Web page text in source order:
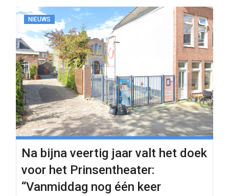
NIEUWS
Na bijna veertig jaar valt het doek
voor het Prinsentheater:
“Vanmiddag nog één keer